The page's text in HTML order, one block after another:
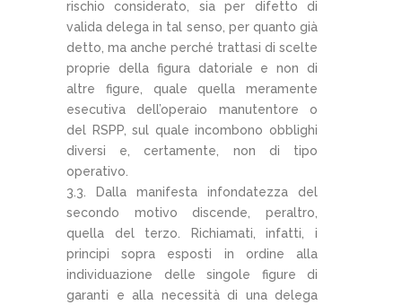
rischio considerato, sia per difetto di
valida delega in tal senso, per quanto già
detto, ma anche perché trattasi di scelte
proprie della figura datoriale e non di
altre figure, quale quella meramente
esecutiva dell’operaio manutentore o
del RSPP, sul quale incombono obblighi
diversi e, certamente, non di tipo
operativo.
3.3. Dalla manifesta infondatezza del
secondo motivo discende, peraltro,
quella del terzo. Richiamati, infatti, i
principi sopra esposti in ordine alla
individuazione delle singole figure di
garanti e alla necessità di una delega